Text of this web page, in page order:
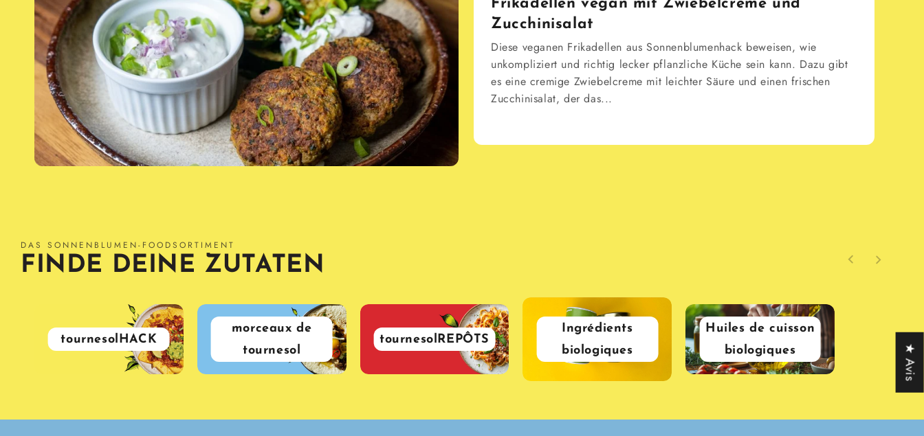
Frikadellen vegan mit Zwiebelcreme und
Zucchinisalat
Diese veganen Frikadellen aus Sonnenblumenhack beweisen, wie
unkompliziert und richtig lecker pflanzliche Küche sein kann. Dazu gibt
es eine cremige Zwiebelcreme mit leichter Säure und einen frischen
Zucchinisalat, der das...
DAS SONNENBLUMEN-FOODSORTIMENT
FINDE DEINE ZUTATEN
tournesolHACK
morceaux de
tournesol
tournesolREPÔTS
Ingrédients
biologiques
Huiles de cuisson
biologiques
★ Avis